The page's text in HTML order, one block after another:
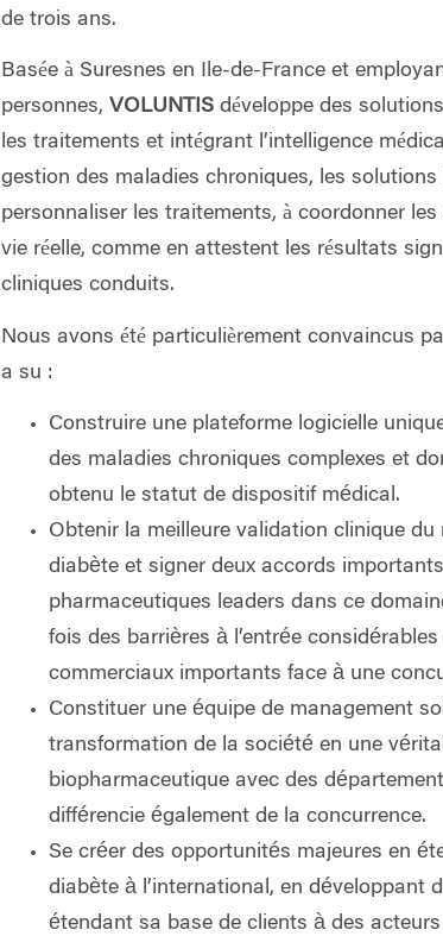
de trois ans.
Basée à Suresnes en Ile-de-France et
personnes, VOLUNTIS développe des
les traitements et intégrant l’intelligence
gestion des maladies chroniques, les solutions
personnaliser les traitements, à coordonner
vie réelle, comme en attestent les résultats
cliniques conduits.
Nous avons été particulièrement convaincus
a su :
Construire une plateforme logicielle
des maladies chroniques complexes et
obtenu le statut de dispositif médical.
Obtenir la meilleure validation clinique du
diabète et signer deux accords
pharmaceutiques leaders dans ce
fois des barrières à l’entrée
commerciaux importants face à une
Constituer une équipe de management
transformation de la société en une
biopharmaceutique avec des
différencie également de la concurrence.
Se créer des opportunités majeures en
diabète à l’international, en développant
étendant sa base de clients à des